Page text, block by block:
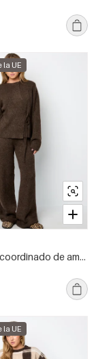
la UE
El conjunto coordinado de amor y pantalones
la UE